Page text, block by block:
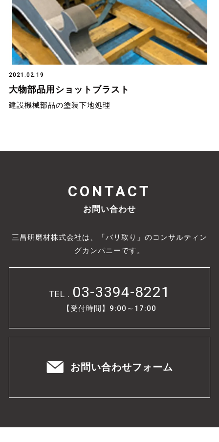
2021.02.19
大物部品用ショットブラスト
建設機械部品の塗装下地処理
CONTACT
お問い合わせ
三昌研磨材株式会社は、「バリ取り」のコンサルティン
グカンパニーです。
TEL . 03-3394-8221
【受付時間】9:00～17:00
お問い合わせフォーム